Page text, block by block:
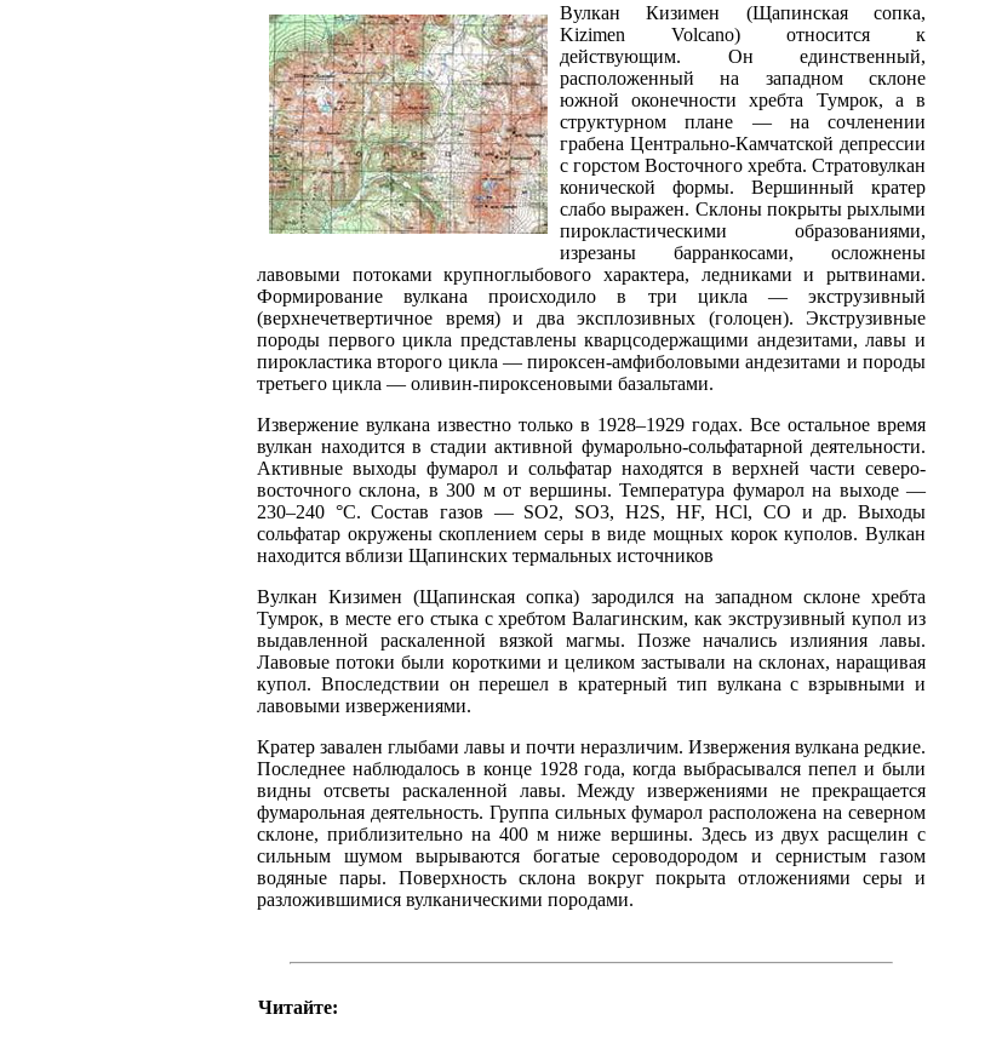
Вулкан Кизимен (Щапинская сопка,
Kizimen Volcano) относится к
действующим. Он единственный,
расположенный на западном склоне
южной оконечности хребта Тумрок, а в
структурном плане — на сочленении
грабена Центрально-Камчатской депрессии
с горстом Восточного хребта. Стратовулкан
конической формы. Вершинный кратер
слабо выражен. Склоны покрыты рыхлыми
пирокластическими образованиями,
изрезаны барранкосами, осложнены
лавовыми потоками крупноглыбового характера, ледниками и рытвинами.
Формирование вулкана происходило в три цикла — экструзивный
(верхнечетвертичное время) и два эксплозивных (голоцен). Экструзивные
породы первого цикла представлены кварцсодержащими андезитами, лавы и
пирокластика второго цикла — пироксен-амфиболовыми андезитами и породы
третьего цикла — оливин-пироксеновыми базальтами.
Извержение вулкана известно только в 1928–1929 годах. Все остальное время
вулкан находится в стадии активной фумарольно-сольфатарной деятельности.
Активные выходы фумарол и сольфатар находятся в верхней части северо-
восточного склона, в 300 м от вершины. Температура фумарол на выходе —
230–240 °С. Состав газов — SO2, SO3, H2S, HF, HCl, CO и др. Выходы
сольфатар окружены скоплением серы в виде мощных корок куполов. Вулкан
находится вблизи Щапинских термальных источников
Вулкан Кизимен (Щапинская сопка) зародился на западном склоне хребта
Тумрок, в месте его стыка с хребтом Валагинским, как экструзивный купол из
выдавленной раскаленной вязкой магмы. Позже начались излияния лавы.
Лавовые потоки были короткими и целиком застывали на склонах, наращивая
купол. Впоследствии он перешел в кратерный тип вулкана с взрывными и
лавовыми извержениями.
Кратер завален глыбами лавы и почти неразличим. Извержения вулкана редкие.
Последнее наблюдалось в конце 1928 года, когда выбрасывался пепел и были
видны отсветы раскаленной лавы. Между извержениями не прекращается
фумарольная деятельность. Группа сильных фумарол расположена на северном
склоне, приблизительно на 400 м ниже вершины. Здесь из двух расщелин с
сильным шумом вырываются богатые сероводородом и сернистым газом
водяные пары. Поверхность склона вокруг покрыта отложениями серы и
разложившимися вулканическими породами.
Читайте: